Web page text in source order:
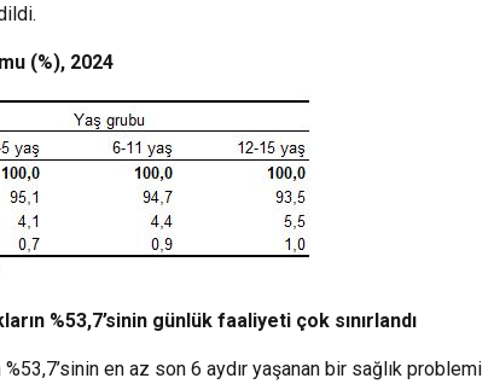
(%), 2024
%53,7’sinin günlük faaliyeti çok sınırlandı
en az son 6 aydır yaşanan bir sağlık problemi